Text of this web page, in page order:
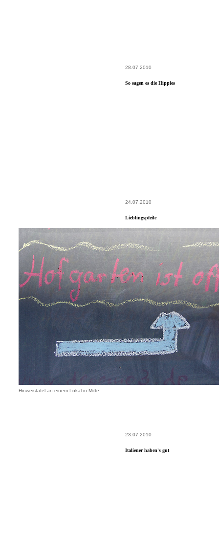
28.07.2010
So sagen es die Hippies
24.07.2010
Lieblingspfeile
Hinweistafel an einem Lokal in Mitte
23.07.2010
Italiener haben's gut